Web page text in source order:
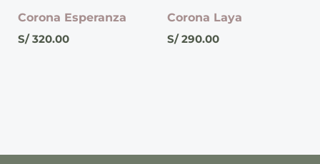
Corona Esperanza
S/320.00
Corona Laya
S/290.00